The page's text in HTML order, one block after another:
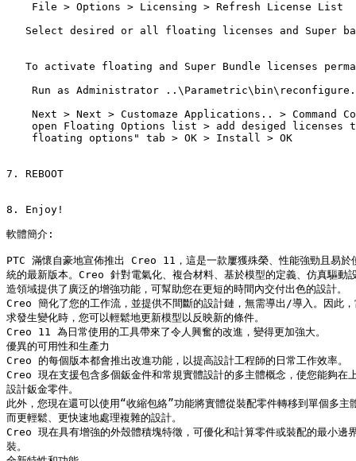
    File > Options > Licensing > Refresh License List
Select desired or all floating licenses and Super
To activate floating and Super Bundle licenses
    Run as Administrator
Next > Next > Customaze Applications.. > Command
open Floating Options list > add desiged licenses
    floating options" tab > OK > Install > OK
7. REBOOT
8. Enjoy!
軟體簡介:
PTC 滿懷自豪地宣佈推出 Creo 11，這是一款屢獲殊榮、性能強勁且易於
統的最新版本。Creo 針對電氣化、複合材料、基於模型的定義、仿真驅動
造領域提供了廣泛的增強功能，可幫助您在更短的時間內交付出色的設計。
Creo 簡化了您的工作流，並提供不間斷的設計鏈，無需導出/導入。因此
求發生變化時，您可以輕鬆地更新模型以反映新的條件。
Creo 11 為日常使用的工具帶來了令人興奮的改進，變得更加強大。
優異的可用性和生產力
Creo 的每個版本都會推出改進功能，以提高設計工程師的日常工作效率。
Creo 現在支援包含多個鈑金件和常規實體設計的多主體概念，使您能夠在
設計鈑金零件。
此外，您現在還可以使用“收縮包絡”功能將實體從裝配零件轉移到單個多主
而更輕鬆、更快速地處理複雜的設計。
Creo 現在具有增強的外殼體積塊特徵，可優化和計算零件或裝配的最小邊
裝。